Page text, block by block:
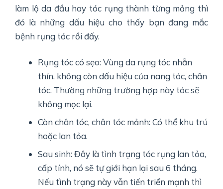
làm lộ da đầu hay tóc rụng thành từng mảng thì
đó là những dấu hiệu cho thấy bạn đang mắc
bệnh rụng tóc rồi đấy.
Rụng tóc có sẹo: Vùng da rụng tóc nhẵn
thín, không còn dấu hiệu của nang tóc, chân
tóc. Thường những trường hợp này tóc sẽ
không mọc lại.
Còn chân tóc, chân tóc mảnh: Có thể khu trú
hoặc lan tỏa.
Sau sinh: Đây là tình trạng tóc rụng lan tỏa,
cấp tính, nó sẽ tự giới hạn lại sau 6 tháng.
Nếu tình trạng này vẫn tiến triển mạnh thì